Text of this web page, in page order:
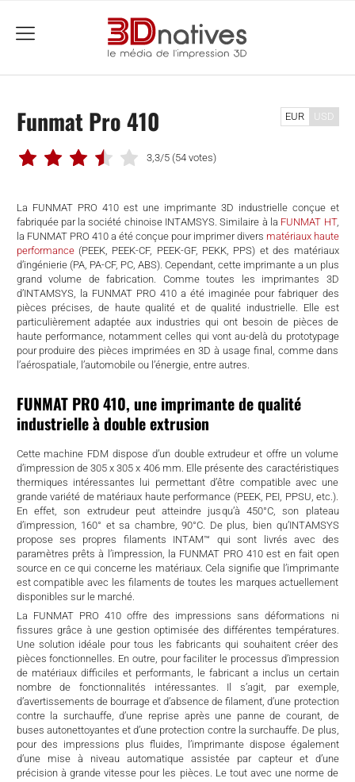
menu
Funmat Pro 410
3,3/5 (54 votes)
La FUNMAT PRO 410 est une imprimante 3D industrielle conçue et
fabriquée par la société chinoise INTAMSYS. Similaire à la FUNMAT HT,
la FUNMAT PRO 410 a été conçue pour imprimer divers matériaux haute
performance(PEEK, PEEK-CF, PEEK-GF, PEKK, PPS) et des matériaux
d’ingénierie (PA, PA-CF, PC, ABS). Cependant, cette imprimante a un plus
grand volume de fabrication. Comme toutes les imprimantes 3D
d’INTAMSYS, la FUNMAT PRO 410 a été imaginée pour fabriquer des
pièces précises, de haute qualité et de qualité industrielle. Elle est
particulièrement adaptée aux industries qui ont besoin de pièces de
haute performance, notamment celles qui vont au-delà du prototypage
pour produire des pièces imprimées en 3D à usage final, comme dans
l’aérospatiale, l’automobile ou l’énergie, entre autres.
FUNMAT PRO 410, une imprimante de qualité
industrielle à double extrusion
Cette machine FDM dispose d’un double extrudeur et offre un volume
d’impression de 305 x 305 x 406 mm. Elle présente des caractéristiques
thermiques intéressantes lui permettant d’être compatible avec une
grande variété de matériaux haute performance (PEEK, PEI, PPSU, etc.).
En effet, son extrudeur peut atteindre jusqu’à 450°C, son plateau
d’impression, 160° et sa chambre, 90°C. De plus, bien qu’INTAMSYS
propose ses propres filaments INTAM™ qui sont livrés avec des
paramètres prêts à l’impression, la FUNMAT PRO 410 est en fait open
source en ce qui concerne les matériaux. Cela signifie que l’imprimante
est compatible avec les filaments de toutes les marques actuellement
disponibles sur le marché.
La FUNMAT PRO 410 offre des impressions sans déformations ni
fissures grâce à une gestion optimisée des différentes températures.
Une solution idéale pour tous les fabricants qui souhaitent créer des
pièces fonctionnelles. En outre, pour faciliter le processus d’impression
de matériaux difficiles et performants, le fabricant a inclus un certain
nombre de fonctionnalités intéressantes. Il s’agit, par exemple,
d’avertissements de bourrage et d’absence de filament, d’une protection
contre la surchauffe, d’une reprise après une panne de courant, de
buses autonettoyantes et d’une protection contre la surchauffe. De plus,
pour des impressions plus fluides, l’imprimante dispose également
d’une mise à niveau automatique assistée par capteur et d’une
précision à grande vitesse pour les pièces. Le tout avec une norme de
EUR USD